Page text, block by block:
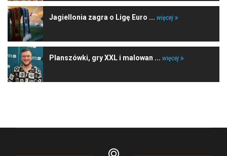
Jagiellonia zagra o Ligę Euro ... więcej
Planszówki, gry XXL i malowan ... więcej